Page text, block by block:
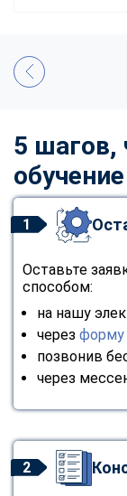
5 шагов,
обучение
1
Оставьте
способом:
на нашу
через форму
позвонив
через
2